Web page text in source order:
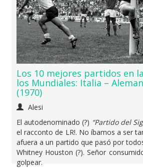
Los 10 mejores partidos en
los Mundiales: Italia –
(1970)
Alesi
El autodenominado (?) “Partido del
el racconto de LR!. No íbamos a ser
afuera a un partido que pasó por
Whitney Houston (?). Señor
golpear.